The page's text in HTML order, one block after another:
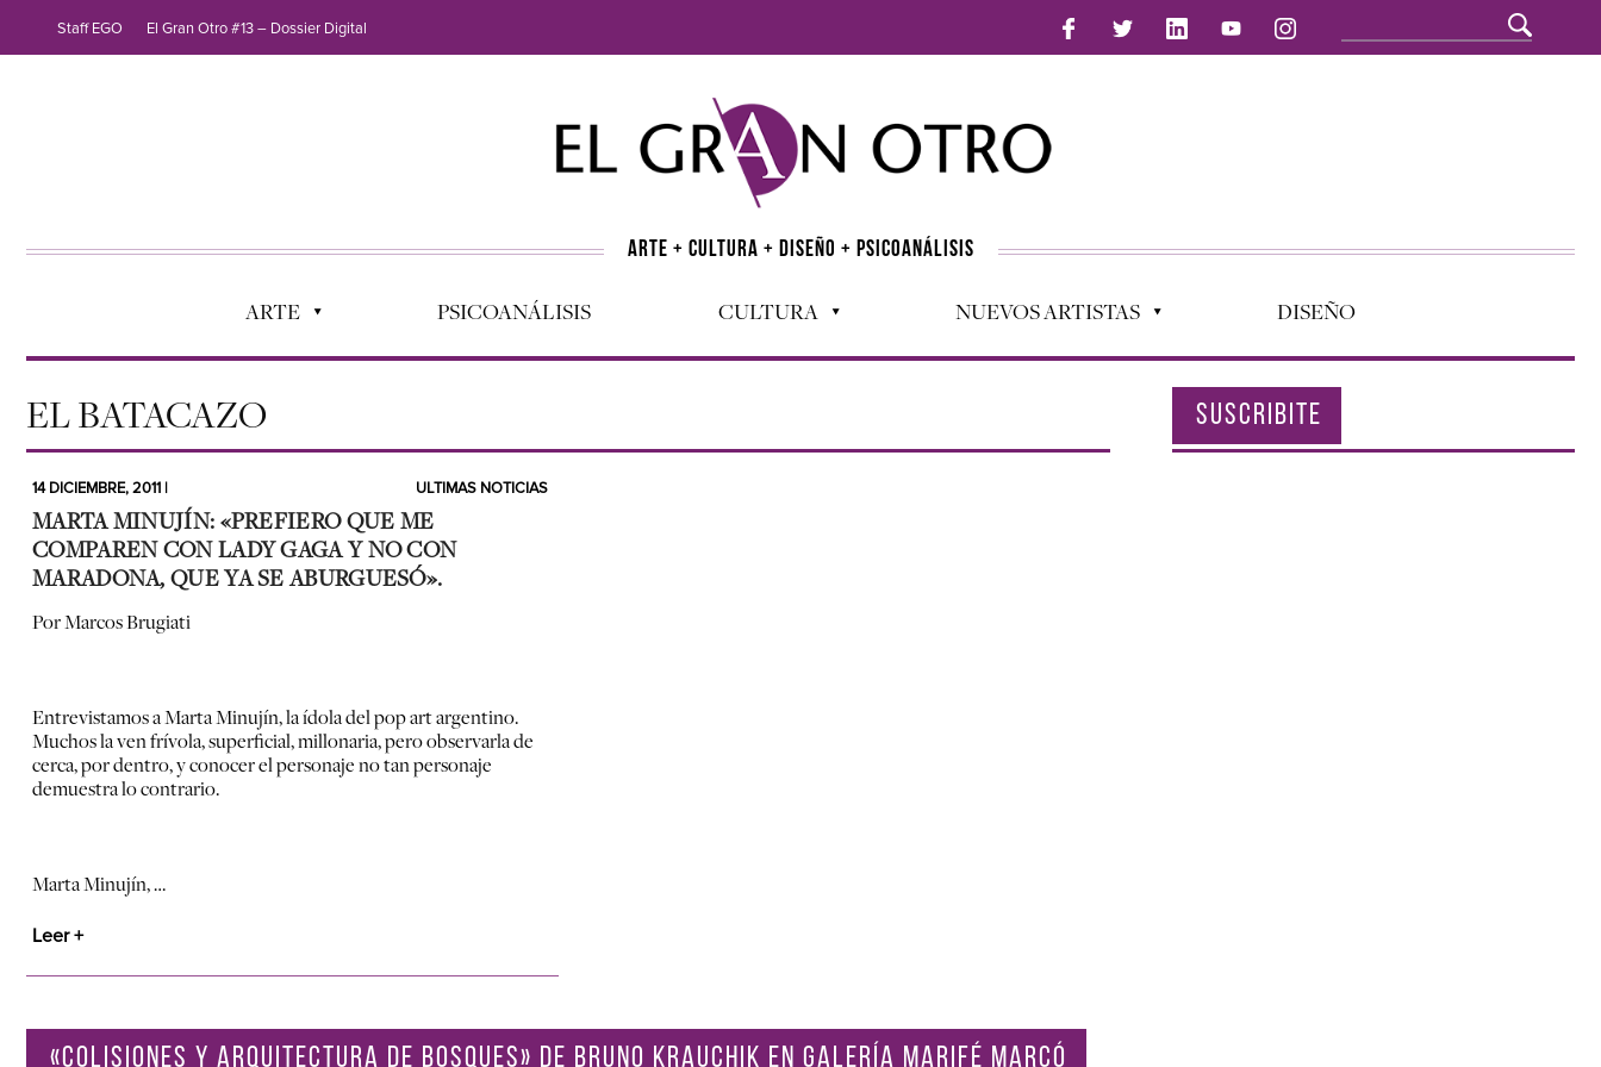
Staff EGO El Gran Otro #13 – Dossier Digital
ARTE + CULTURA + DISEÑO + PSICOANÁLISIS
ARTE PSICOANÁLISIS CULTURA NUEVOS ARTISTAS DISEÑO
EL BATACAZO
14 DICIEMBRE, 2011 | ULTIMAS NOTICIAS
MARTA MINUJÍN: «PREFIERO QUE ME
COMPAREN CON LADY GAGA Y NO CON
MARADONA, QUE YA SE ABURGUESÓ».
Por Marcos Brugiati
Entrevistamos a Marta Minujín, la ídola del pop art argentino.
Muchos la ven frívola, superficial, millonaria, pero observarla de
cerca, por dentro, y conocer el personaje no tan personaje
demuestra lo contrario.
Marta Minujín, …
Leer +
«COLISIONES Y ARQUITECTURA DE BOSQUES» DE BRUNO KRAUCHIK EN GALERÍA MARIFÉ MARCÓ
SUSCRIBITE